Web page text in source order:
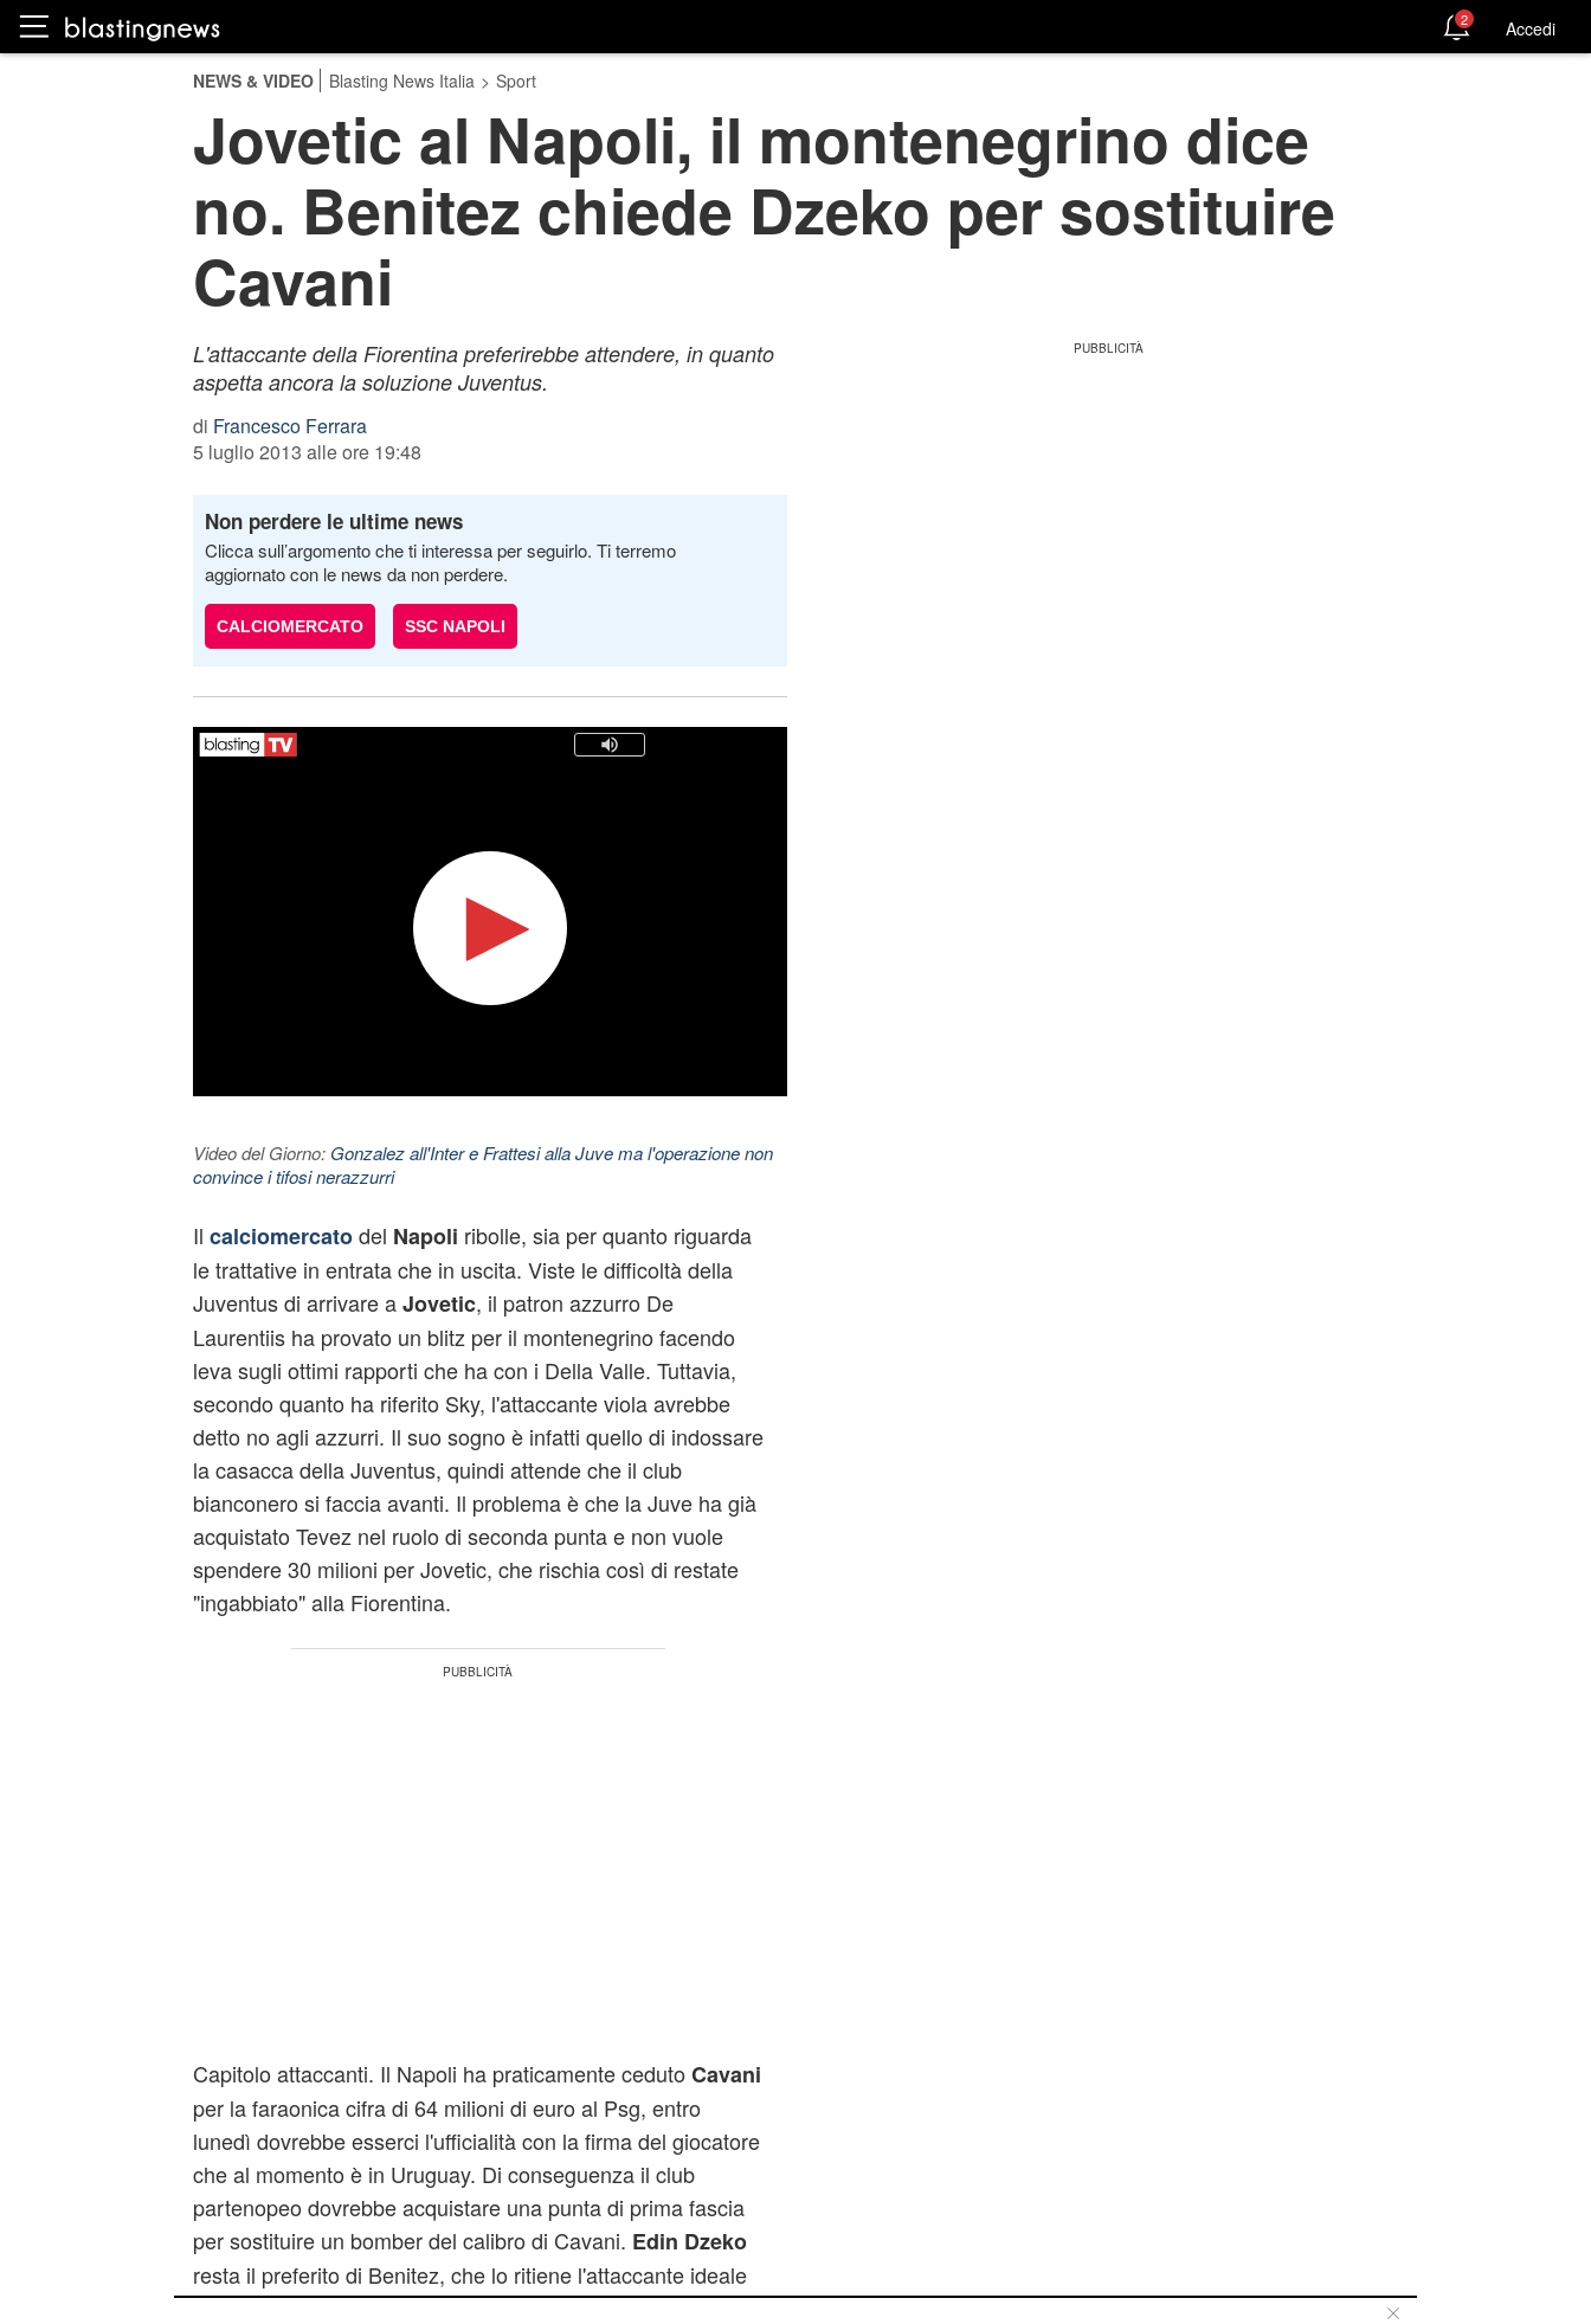
2 Accedi
NEWS & VIDEO Blasting News Italia > Sport
Jovetic al Napoli, il montenegrino dice
no. Benitez chiede Dzeko per sostituire
Cavani
L'attaccante della Fiorentina preferirebbe attendere, in quanto
aspetta ancora la soluzione Juventus.
di Francesco Ferrara
5 luglio 2013 alle ore 19:48
Non perdere le ultime news
Clicca sull’argomento che ti interessa per seguirlo. Ti terremo
aggiornato con le news da non perdere.
CALCIOMERCATO SSC NAPOLI
Video del Giorno: Gonzalez all'Inter e Frattesi alla Juve ma l'operazione non
convince i tifosi nerazzurri
Il calciomercatodel Napoli ribolle, sia per quanto riguarda
le trattative in entrata che in uscita. Viste le difficoltà della
Juventus di arrivare aJovetic, il patron azzurro De
Laurentiis ha provato un blitz per il montenegrino facendo
leva sugli ottimi rapporti che ha con i Della Valle. Tuttavia,
secondo quanto ha riferito Sky, l'attaccante viola avrebbe
detto no agli azzurri. Il suo sogno è infatti quello di indossare
la casacca della Juventus, quindi attende che il club
bianconero si faccia avanti. Il problema è che la Juve ha già
acquistato Tevez nel ruolo di seconda punta e non vuole
spendere 30 milioni per Jovetic, che rischia così di restate
"ingabbiato" alla Fiorentina.
Capitolo attaccanti. Il Napoli ha praticamente ceduto Cavani
per la faraonica cifra di 64 milioni di euro al Psg, entro
lunedì dovrebbe esserci l'ufficialità con la firma del giocatore
che al momento è in Uruguay. Di conseguenza il club
partenopeo dovrebbe acquistare una punta di prima fascia
per sostituire un bomber del calibro di Cavani. Edin Dzeko
resta il preferito di Benitez, che lo ritiene l'attaccante ideale
per il suo 4-2-3-1. Sull'attaccante però si è catapultato